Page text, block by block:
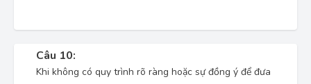
Câu 10:
Khi không có quy trình rõ ràng hoặc sự đồng ý để đưa